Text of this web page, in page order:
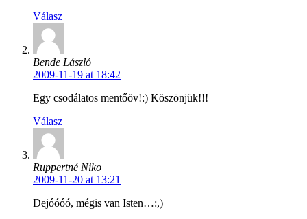
Válasz
Bende László
2009-11-19 at 18:42
Egy csodálatos mentőöv!:) Köszönjük!!!
Válasz
Ruppertné Niko
2009-11-20 at 13:21
Dejóóóó, mégis van Isten…:,)